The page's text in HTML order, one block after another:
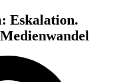
Eskalation.